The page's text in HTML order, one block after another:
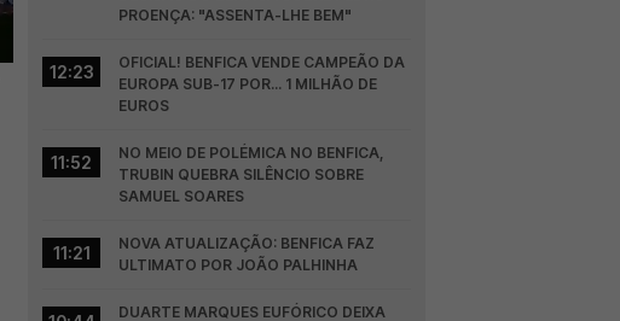
PROENÇA: "ASSENTA-LHE BEM"
12:23
OFICIAL! BENFICA VENDE CAMPEÃO DA
EUROPA SUB-17 POR... 1 MILHÃO DE
EUROS
11:52
NO MEIO DE POLÉMICA NO BENFICA,
TRUBIN QUEBRA SILÊNCIO SOBRE
SAMUEL SOARES
11:21
NOVA ATUALIZAÇÃO: BENFICA FAZ
ULTIMATO POR JOÃO PALHINHA
DUARTE MARQUES EUFÓRICO DEIXA